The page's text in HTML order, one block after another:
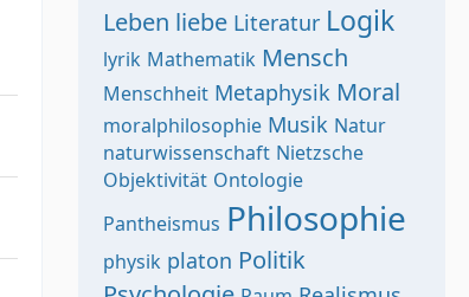
Leben liebe Literatur Logik
lyrik Mathematik Mensch
Menschheit Metaphysik Moral
moralphilosophie Musik Natur
naturwissenschaft Nietzsche
Objektivität Ontologie
Pantheismus Philosophie
physik platon Politik